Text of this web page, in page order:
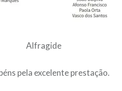
Alfragide
pela excelente prestação.